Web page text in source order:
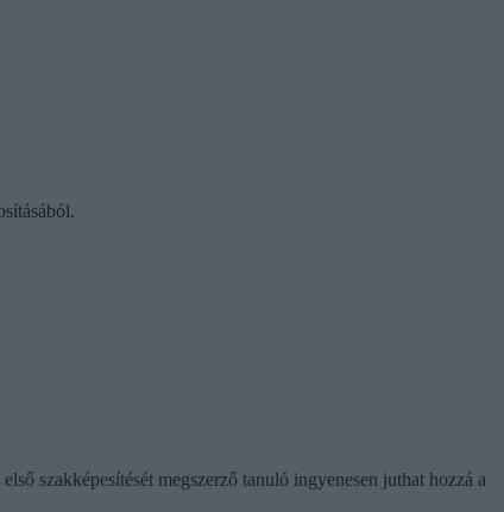
szakképesítését megszerző tanuló ingyenesen juthat hozzá a